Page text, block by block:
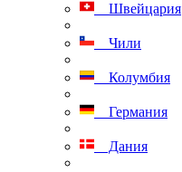
Швейцария
Чили
Колумбия
Германия
Дания